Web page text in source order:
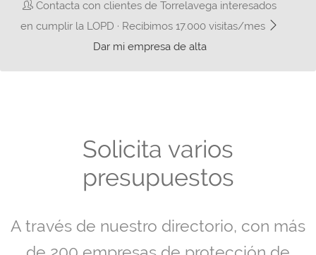
Contacta con clientes de Torrelavega interesados
en cumplir la LOPD · Recibimos 17.000 visitas/mes
Dar mi empresa de alta
Solicita varios
presupuestos
A través de nuestro directorio, con más